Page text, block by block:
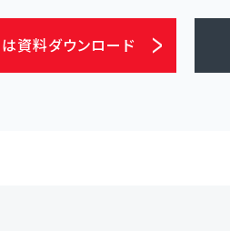
資料ダウンロード